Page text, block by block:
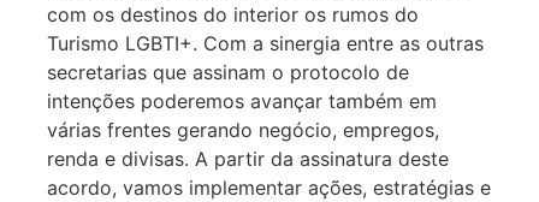
com os destinos do interior os rumos do
Turismo LGBTI+. Com a sinergia entre as outras
secretarias que assinam o protocolo de
intenções poderemos avançar também em
várias frentes gerando negócio, empregos,
renda e divisas. A partir da assinatura deste
acordo, vamos implementar ações, estratégias e